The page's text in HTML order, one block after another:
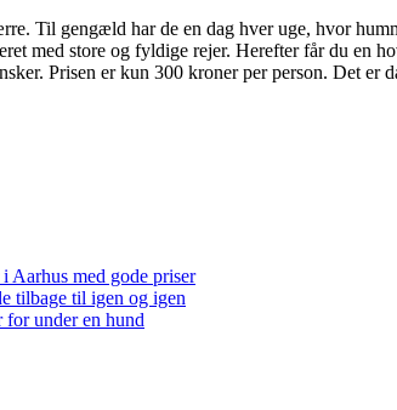
Til gengæld har de en dag hver uge, hvor
med store og fyldige rejer. Herefter får du en
Prisen er kun 300 kroner per person. Det er
Aarhus med gode priser
tilbage til igen og igen
under en hund